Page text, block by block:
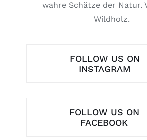
wahre Schätze der Natur.
Wildholz.
FOLLOW US ON
INSTAGRAM
FOLLOW US ON
FACEBOOK